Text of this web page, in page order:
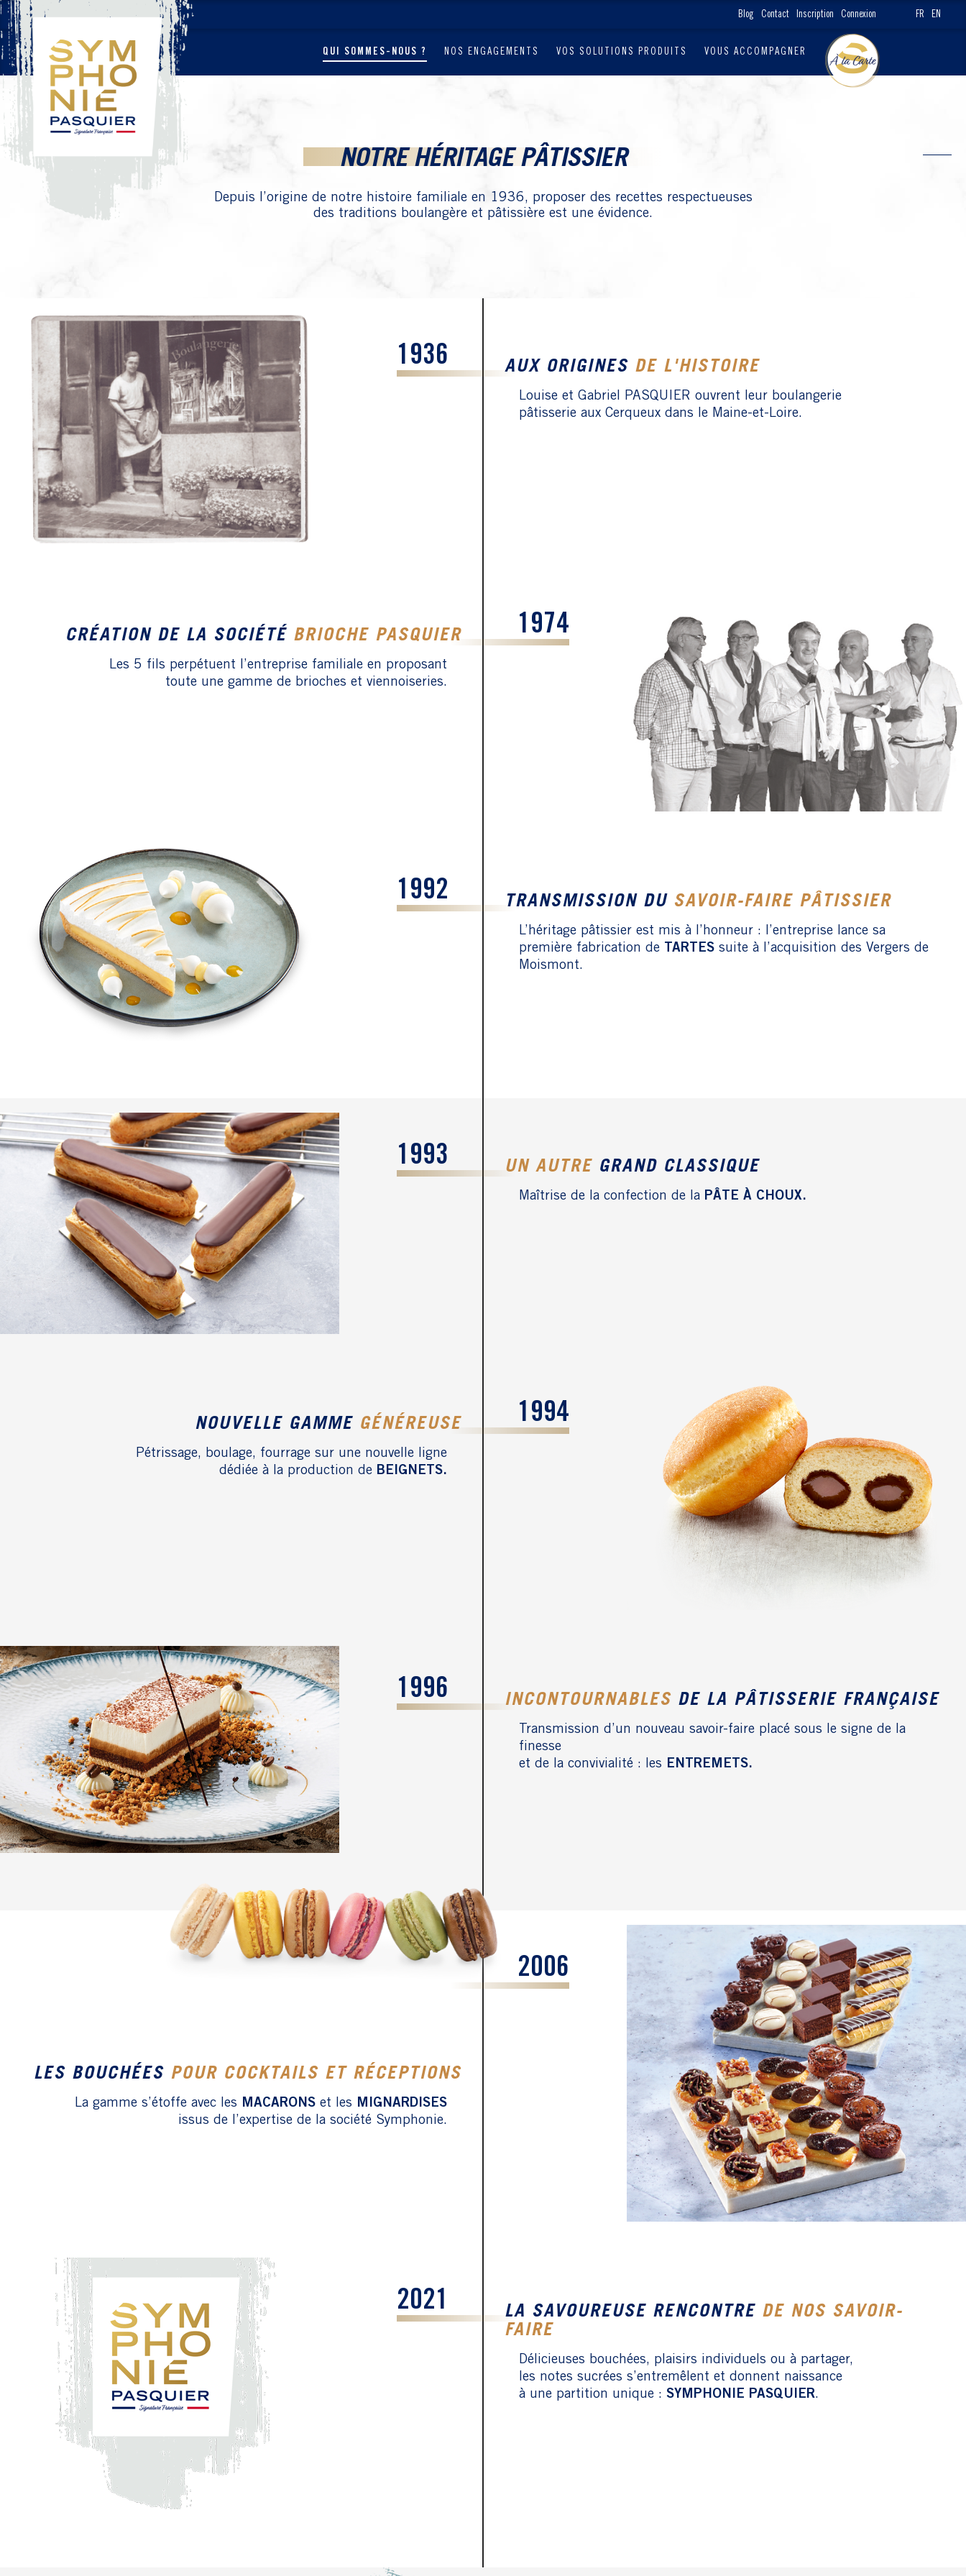
Blog Contact Inscription Connexion FR EN
QUI SOMMES-NOUS ? NOS ENGAGEMENTS VOS SOLUTIONS PRODUITS VOUS ACCOMPAGNER
NOTRE HÉRITAGE PÂTISSIER
Depuis l’origine de notre histoire familiale en 1936, proposer des recettes respectueuses
des traditions boulangère et pâtissière est une évidence.
1936 AUX ORIGINES DE L'HISTOIRE
Louise et Gabriel PASQUIER ouvrent leur boulangerie
pâtisserie aux Cerqueux dans le Maine-et-Loire.
1974
CRÉATION DE LA SOCIÉTÉ BRIOCHE PASQUIER
Les 5 fils perpétuent l’entreprise familiale en proposant
toute une gamme de brioches et viennoiseries.
1992 TRANSMISSION DU SAVOIR-FAIRE PÂTISSIER
L’héritage pâtissier est mis à l’honneur : l’entreprise lance sa
première fabrication de
TARTES suite à l’acquisition des Vergers de
Moismont.
1993 UN AUTRE GRAND CLASSIQUE
Maîtrise de la confection de la PÂTE À CHOUX.
1994
NOUVELLE GAMME GÉNÉREUSE
Pétrissage, boulage, fourrage sur une nouvelle ligne
dédiée à la production de BEIGNETS.
1996 INCONTOURNABLES DE LA PÂTISSERIE FRANÇAISE
Transmission d’un nouveau savoir-faire placé sous le signe de la
finesse
et de la convivialité : les
ENTREMETS.
2006
LES BOUCHÉES POUR COCKTAILS ET RÉCEPTIONS
La gamme s’étoffe avec les MACARONS et les MIGNARDISES
issus de l’expertise de la société Symphonie.
2021 LA SAVOUREUSE RENCONTRE DE NOS SAVOIR-
FAIRE
Délicieuses bouchées, plaisirs individuels ou à partager,
les notes sucrées s’entremêlent et donnent naissance
à une partition unique : SYMPHONIE PASQUIER.